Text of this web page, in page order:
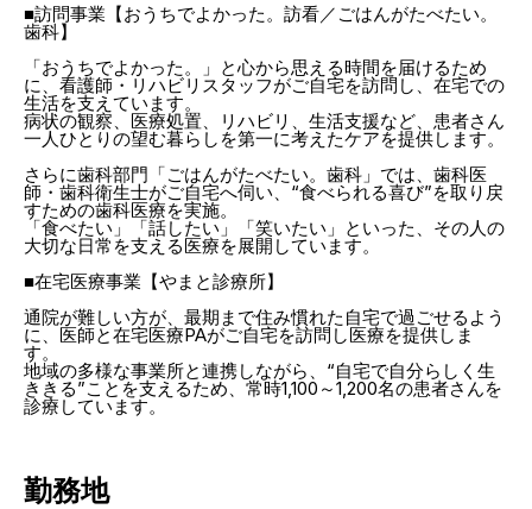
■訪問事業【おうちでよかった。訪看／ごはんがたべたい。
歯科】
「おうちでよかった。」と心から思える時間を届けるため
に、看護師・リハビリスタッフがご自宅を訪問し、在宅での
生活を支えています。
病状の観察、医療処置、リハビリ、生活支援など、患者さん
一人ひとりの望む暮らしを第一に考えたケアを提供します。
さらに歯科部門「ごはんがたべたい。歯科」では、歯科医
師・歯科衛生士がご自宅へ伺い、“食べられる喜び”を取り戻
すための歯科医療を実施。
「食べたい」「話したい」「笑いたい」といった、その人の
大切な日常を支える医療を展開しています。
■在宅医療事業【やまと診療所】
通院が難しい方が、最期まで住み慣れた自宅で過ごせるよう
に、医師と在宅医療PAがご自宅を訪問し医療を提供しま
す。
地域の多様な事業所と連携しながら、“自宅で自分らしく生
ききる”ことを支えるため、常時1,100～1,200名の患者さんを
診療しています。
勤務地